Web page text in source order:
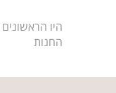
היו
החנות